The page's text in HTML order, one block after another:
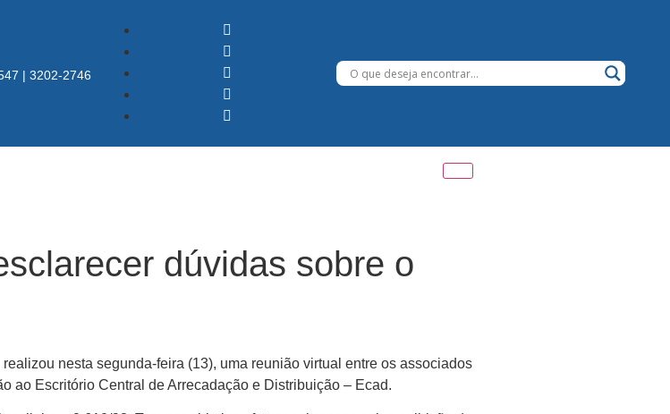
| 3202-2746
dúvidas sobre o
nesta segunda-feira (13), uma reunião virtual entre os associados
ao Escritório Central de Arrecadação e Distribuição – Ecad.